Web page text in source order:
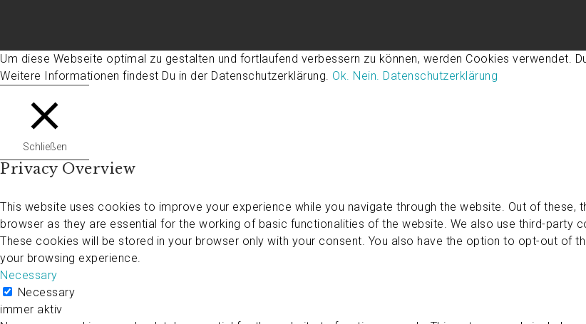
Um diese Webseite optimal zu gestalten und fortlaufend verbessern zu können, werden Cookies verwendet.
Weitere Informationen findest Du in der Datenschutzerklärung. Ok. Nein. Datenschutzerklärung
Schließen
Privacy Overview
This website uses cookies to improve your experience while you navigate through the website. Out of
browser as they are essential for the working of basic functionalities of the website. We also use third-party
These cookies will be stored in your browser only with your consent. You also have the option to opt-out
your browsing experience.
Necessary
Necessary
immer aktiv